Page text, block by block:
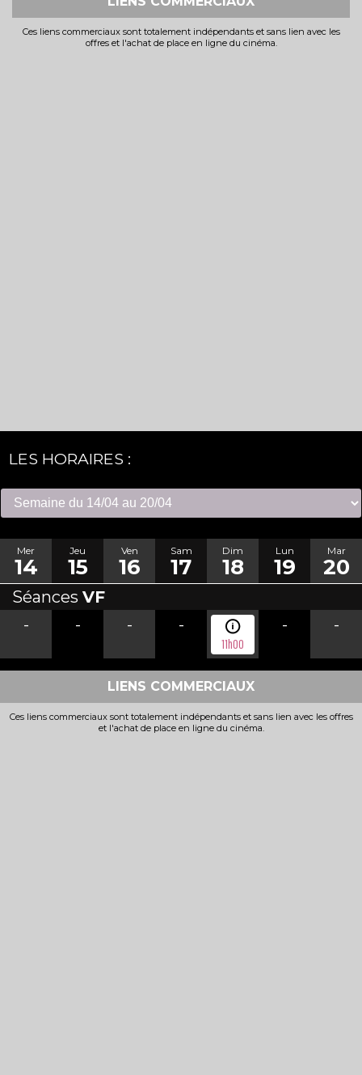
Ces liens commerciaux sont totalement indépendants et sans lien avec les
offres et l'achat de place en ligne du cinéma.
LES HORAIRES :
Mer
14
Jeu
15
Ven
16
Sam
17
Dim
18
Lun
19
Mar
20
Séances VF
-
- - -
11h00
- -
LIENS COMMERCIAUX
Ces liens commerciaux sont totalement indépendants et sans lien avec les offres
et l'achat de place en ligne du cinéma.